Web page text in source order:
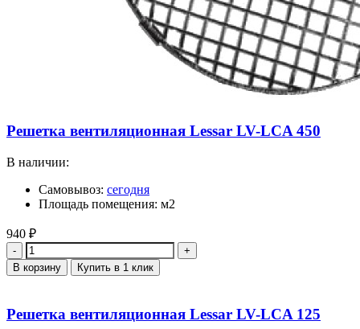
Решетка вентиляционная Lessar LV-LCA 450
В наличии:
Самовывоз: сегодня
Площадь помещения: м2
940 ₽
Количество
В корзину Купить в 1 клик
Решетка вентиляционная Lessar LV-LCA 125